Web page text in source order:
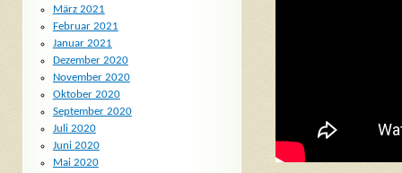
März 2021
Februar 2021
Januar 2021
Dezember 2020
November 2020
Oktober 2020
September 2020
Juli 2020
Juni 2020
Mai 2020